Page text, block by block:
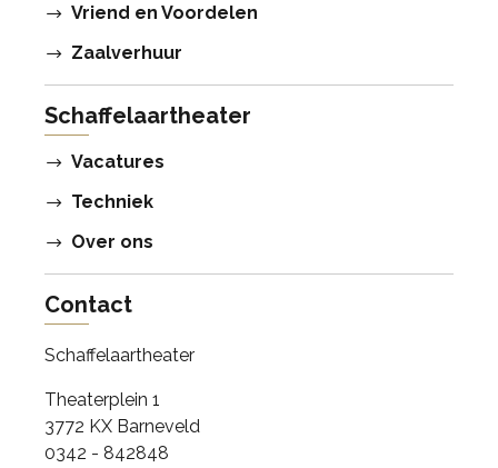
Vriend en Voordelen
Zaalverhuur
Schaffelaartheater
Vacatures
Techniek
Over ons
Contact
Schaffelaartheater
Theaterplein 1
3772 KX Barneveld
0342 - 842848